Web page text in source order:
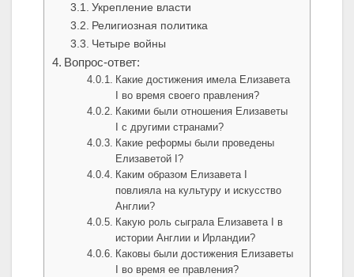
Укрепление власти
Религиозная политика
Четыре войны
Вопрос-ответ:
Какие достижения имела Елизавета
I во время своего правления?
Какими были отношения Елизаветы
I с другими странами?
Какие реформы были проведены
Елизаветой I?
Каким образом Елизавета I
повлияла на культуру и искусство
Англии?
Какую роль сыграла Елизавета I в
истории Англии и Ирландии?
Каковы были достижения Елизаветы
I во время ее правления?